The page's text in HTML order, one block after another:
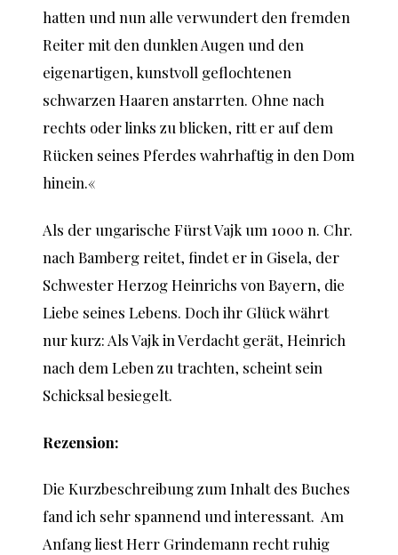
hatten und nun alle verwundert den fremden
Reiter mit den dunklen Augen und den
eigenartigen, kunstvoll geflochtenen
schwarzen Haaren anstarrten. Ohne nach
rechts oder links zu blicken, ritt er auf dem
Rücken seines Pferdes wahrhaftig in den Dom
hinein.«
Als der ungarische Fürst Vajk um 1000 n. Chr.
nach Bamberg reitet, findet er in Gisela, der
Schwester Herzog Heinrichs von Bayern, die
Liebe seines Lebens. Doch ihr Glück währt
nur kurz: Als Vajk in Verdacht gerät, Heinrich
nach dem Leben zu trachten, scheint sein
Schicksal besiegelt.
Rezension:
Die Kurzbeschreibung zum Inhalt des Buches
fand ich sehr spannend und interessant. Am
Anfang liest Herr Grindemann recht ruhig